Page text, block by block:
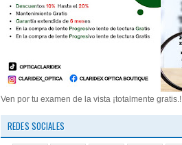
Ven por tu examen de la vista ¡totalmente gratis.!
REDES SOCIALES